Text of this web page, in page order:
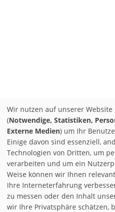
Wir nutzen auf unserer Website
(Notwendige, Statistiken,
Externe Medien) um Ihr
Einige davon sind essenziell,
Technologien von Dritten, um
verarbeiten und um ein
Weise können wir Ihnen
Ihre Interneterfahrung
zu messen oder den Inhalt
wir Ihre Privatsphäre schätzen,